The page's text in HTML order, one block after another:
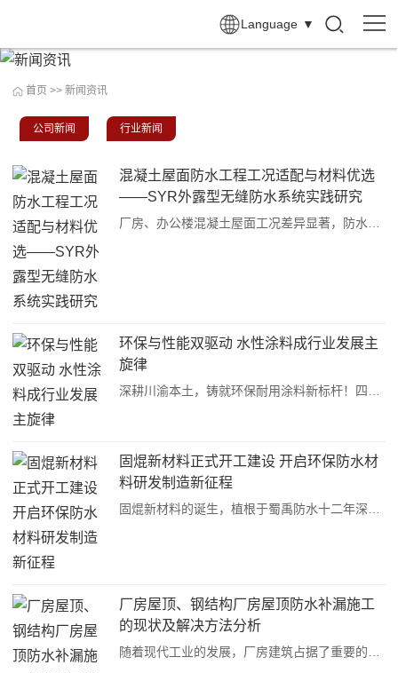
Language ▼
首页 >> 新闻资讯
公司新闻 行业新闻
混凝土屋面防水工程工况适配与材料优选
——SYR外露型无缝防水系统实践研究
环保与性能双驱动 水性涂料成行业发展主
旋律
固焜新材料正式开工建设 开启环保防水材
料研发制造新征程
厂房屋顶、钢结构厂房屋顶防水补漏施工
的现状及解决方法分析